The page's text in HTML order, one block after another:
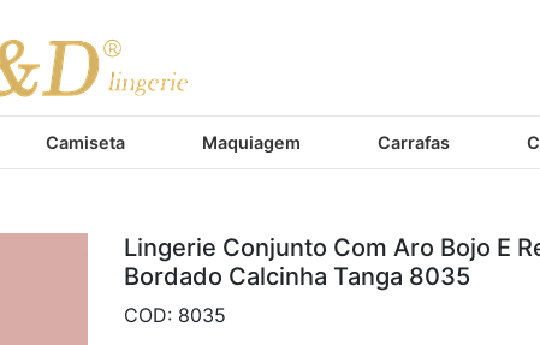
Camiseta Maquiagem Carrafas
Lingerie Conjunto Com Aro Bojo E
Bordado Calcinha Tanga 8035
COD: 8035